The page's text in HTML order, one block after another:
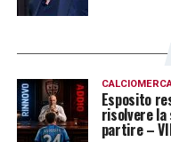
Esposito
risolvere la
partire –